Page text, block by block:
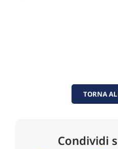
TORNA
Condividi